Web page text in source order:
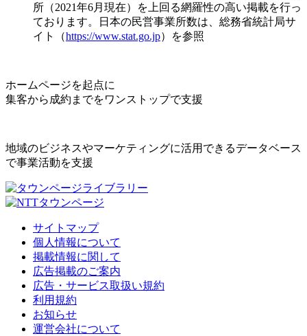
所（2021年6月現在）を上回る網羅性の高い掲載を行っ
ております。日本の民営事業所数は、総務省統計局サ
イト（https://www.stat.go.jp）を参照
ホームページを起点に
集客から成約までをワンストップで支援
地域のビジネスやマーケティングに活用できるデータベース
で事業活動を支援
サイトマップ
個人情報について
掲載情報に関して
広告掲載のご案内
広告・サービス取扱い規約
利用規約
お知らせ
運営会社について